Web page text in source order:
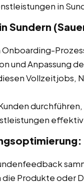
in
Sundern
Onboarding-
und Anpassung
Vollzeitjobs,
Produkte oder